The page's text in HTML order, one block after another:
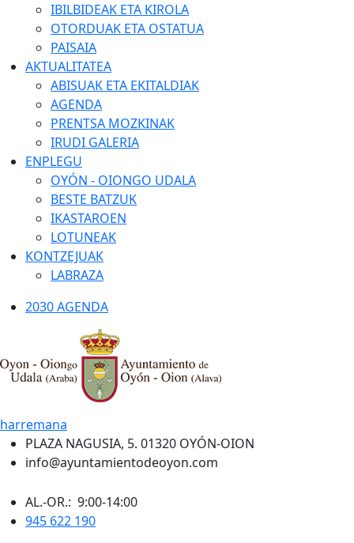
IBILBIDEAK ETA KIROLA
OTORDUAK ETA OSTATUA
PAISAIA
AKTUALITATEA
ABISUAK ETA EKITALDIAK
AGENDA
PRENTSA MOZKINAK
IRUDI GALERIA
ENPLEGU
OYÓN - OIONGO UDALA
BESTE BATZUK
IKASTAROEN
LOTUNEAK
KONTZEJUAK
LABRAZA
2030 AGENDA
harremana
PLAZA NAGUSIA, 5. 01320 OYÓN-OION
info@ayuntamientodeoyon.com
AL.-OR.: 9:00-14:00
945 622 190